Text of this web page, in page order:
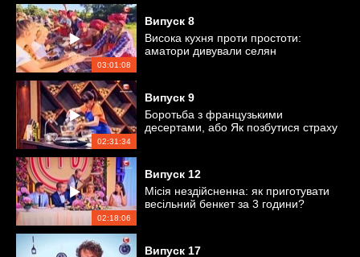
03:01:08
Випуск 8
Висока кухня проти простоти:
аматори дивували селян
02:31:34
Випуск 9
Боротьба з французькими
десертами, або Як позбутися страху
02:18:06
Випуск 12
Місія нездійсненна: як приготувати
весільний бенкет за 3 години?
Випуск 17